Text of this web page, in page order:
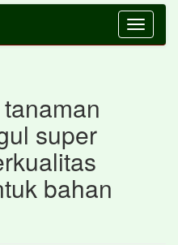
Toggle
super
bahan